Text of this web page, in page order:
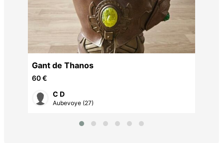
Gant de Thanos
60 €
C D
Aubevoye (27)